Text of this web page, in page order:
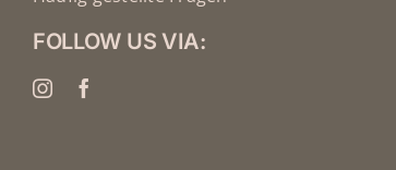
FOLLOW US VIA: